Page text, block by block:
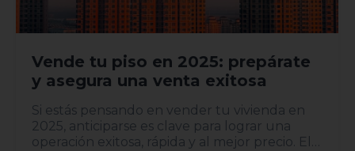
Vende tu piso en 2025: prepárate
y asegura una venta exitosa
Si estás pensando en vender tu vivienda en
2025, anticiparse es clave para lograr una
operación exitosa, rápida y al mejor precio. El